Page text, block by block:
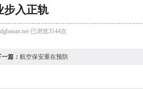
步入正轨
已浏览3144次
一篇：航空保安重在预防